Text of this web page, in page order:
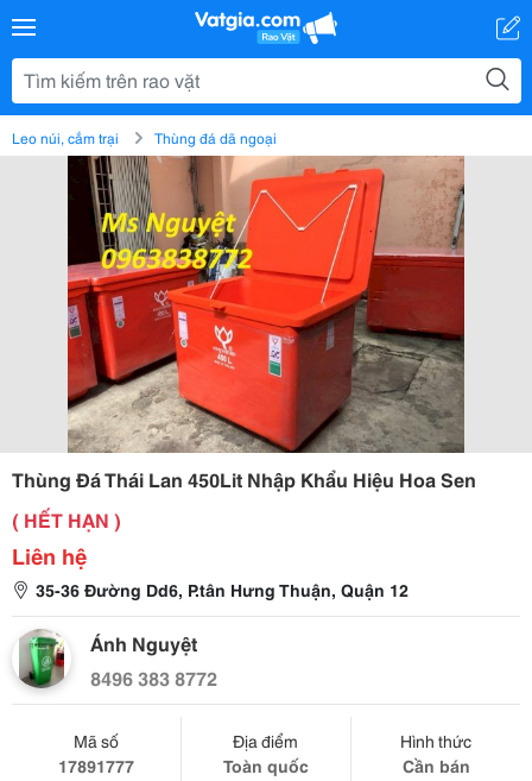
Leo núi, cắm trại Thùng đá dã ngoại
Thùng Đá Thái Lan 450Lit Nhập Khẩu Hiệu Hoa Sen
( HẾT HẠN )
Liên hệ
35-36 Đường Dd6, P.tân Hưng Thuận, Quận 12
Ánh Nguyệt
8496 383 8772
Mã số
17891777
Địa điểm
Toàn quốc
Hình thức
Cần bán